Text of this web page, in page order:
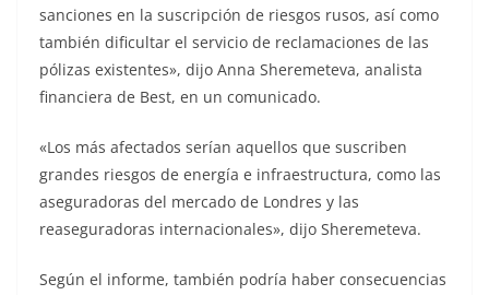
sanciones en la suscripción de riesgos rusos, así como
también dificultar el servicio de reclamaciones de las
pólizas existentes», dijo Anna Sheremeteva, analista
financiera de Best, en un comunicado.
«Los más afectados serían aquellos que suscriben
grandes riesgos de energía e infraestructura, como las
aseguradoras del mercado de Londres y las
reaseguradoras internacionales», dijo Sheremeteva.
Según el informe, también podría haber consecuencias